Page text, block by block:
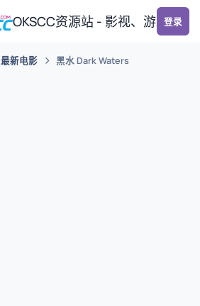
OKSCC资源站 - 影视、游戏、
登录
最新电影 黑水 Dark Waters